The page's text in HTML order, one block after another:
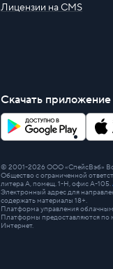
Лицензии на CMS
Скачать приложение
© 2001-2026 ООО «СпейсВэб»
Общество с ограниченной
литера А, помещ. 1-Н, офис А-105.
Электронный адрес для
содержать материалы 18+.
Платформа управления
Платформы предоставляются по
Интернет.